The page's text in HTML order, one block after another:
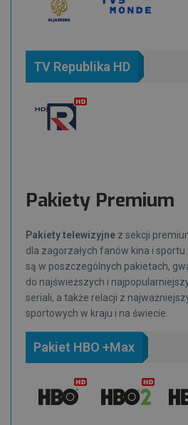
TV Republika HD
Pakiety Premium
Pakiety telewizyjne z sekcji
dla zagorzałych fanów kina i
są w poszczególnych pakietach,
do najświeższych i
seriali, a także relacji z
sportowych w kraju i na świecie.
Pakiet HBO +Max